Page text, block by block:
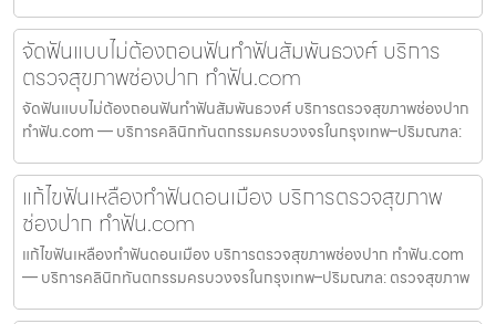
จัดฟันแบบไม่ต้องถอนฟันทำฟันสัมพันธวงศ์ บริการ
ตรวจสุขภาพช่องปาก ทำฟัน.com
จัดฟันแบบไม่ต้องถอนฟันทำฟันสัมพันธวงศ์ บริการตรวจสุขภาพช่องปาก
ทำฟัน.com — บริการคลินิกทันตกรรมครบวงจรในกรุงเทพ–ปริมณฑล:
แก้ไขฟันเหลืองทำฟันดอนเมือง บริการตรวจสุขภาพ
ช่องปาก ทำฟัน.com
แก้ไขฟันเหลืองทำฟันดอนเมือง บริการตรวจสุขภาพช่องปาก ทำฟัน.com
— บริการคลินิกทันตกรรมครบวงจรในกรุงเทพ–ปริมณฑล: ตรวจสุขภาพ